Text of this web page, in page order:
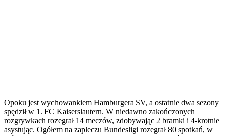
Opoku jest wychowankiem Hamburgera SV, a ostatnie dwa sezony
spędził w 1. FC Kaiserslautern. W niedawno zakończonych
rozgrywkach rozegrał 14 meczów, zdobywając 2 bramki i 4-krotnie
asystując. Ogółem na zapleczu Bundesligi rozegrał 80 spotkań, w